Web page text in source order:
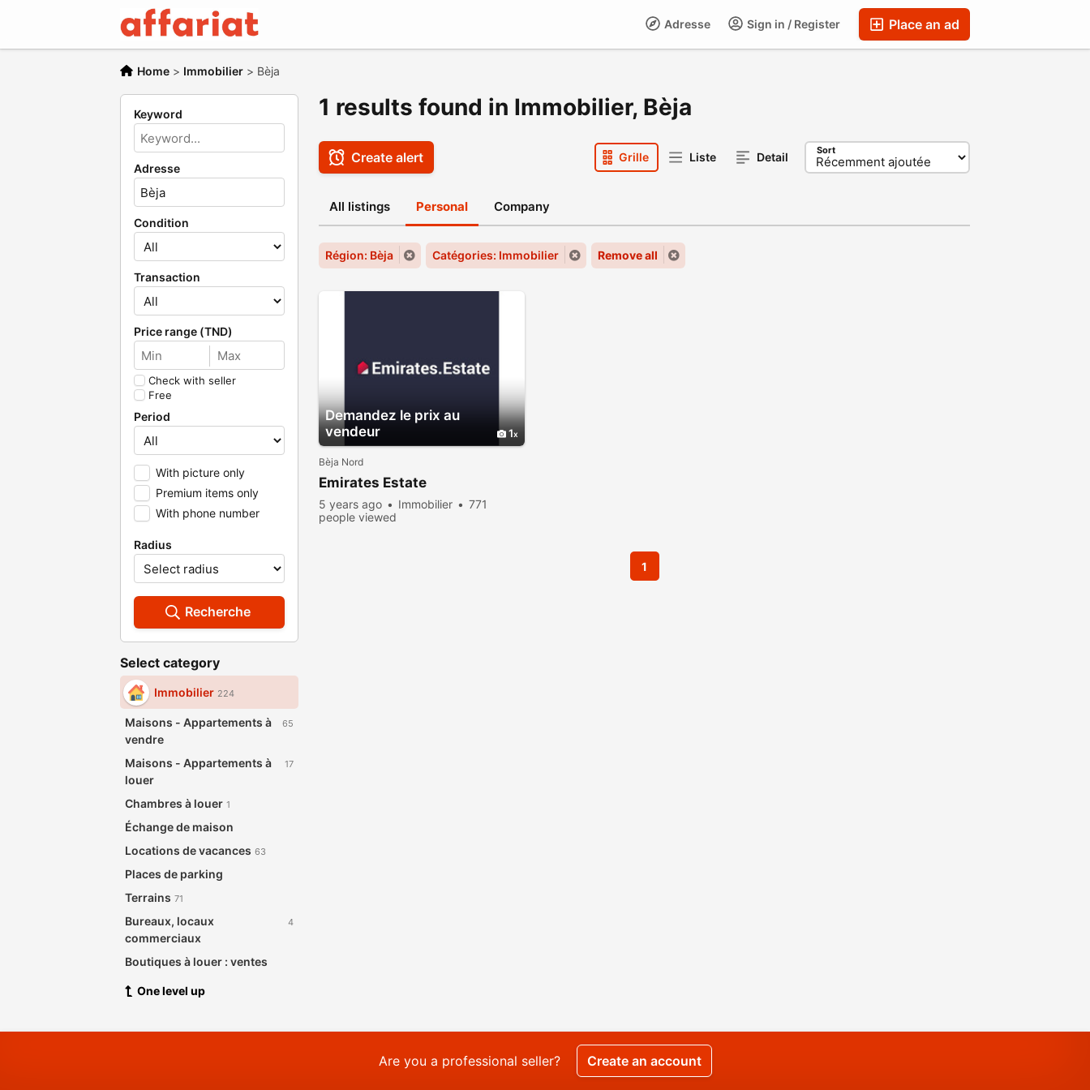
Place an ad
Sign in / Register
Adresse
Home > Immobilier > Bèja
Keyword
Adresse
Condition
Transaction
Price range (TND)
Check with seller
Free
Period
With picture only
Premium items only
With phone number
Radius
Recherche
Select category
Immobilier 224
Maisons - Appartements à
vendre
65
Maisons - Appartements à
louer
17
Chambres à louer 1
Échange de maison
Locations de vacances 63
Places de parking
Terrains 71
Bureaux, locaux
commerciaux
4
Boutiques à louer : ventes
One level up
1 results found in Immobilier, Bèja
Create alert Grille Liste Detail Sort
All listings Personal Company
Région: Bèja Catégories: Immobilier Remove all
Demandez le prix au
vendeur
1
Bèja Nord
Emirates Estate
5 years ago Immobilier
771
people viewed
1
Are you a professional seller? Create an account